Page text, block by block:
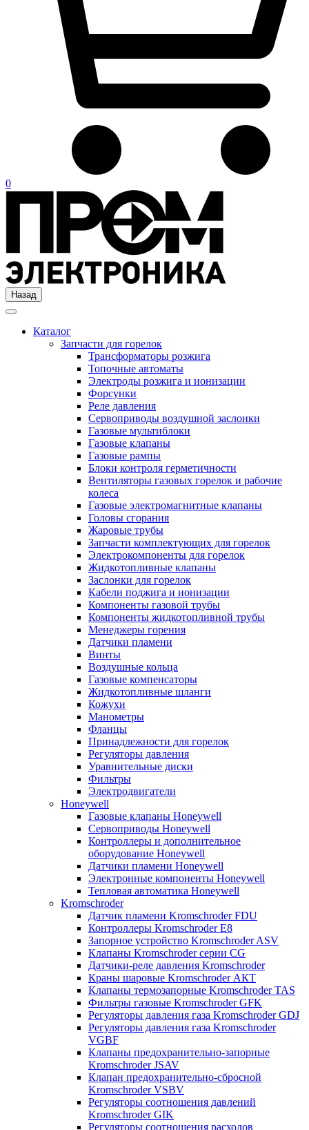
0
Назад
Каталог
Запчасти для горелок
Трансформаторы розжига
Топочные автоматы
Электроды розжига и ионизации
Форсунки
Реле давления
Сервоприводы воздушной заслонки
Газовые мультиблоки
Газовые клапаны
Газовые рампы
Блоки контроля герметичности
Вентиляторы газовых горелок и рабочие
колеса
Газовые электромагнитные клапаны
Головы сгорания
Жаровые трубы
Запчасти комплектующих для горелок
Электрокомпоненты для горелок
Жидкотопливные клапаны
Заслонки для горелок
Кабели поджига и ионизации
Компоненты газовой трубы
Компоненты жидкотопливной трубы
Менеджеры горения
Датчики пламени
Винты
Воздушные кольца
Газовые компенсаторы
Жидкотопливные шланги
Кожухи
Манометры
Фланцы
Принадлежности для горелок
Регуляторы давления
Уравнительные диски
Фильтры
Электродвигатели
Honeywell
Газовые клапаны Honeywell
Сервоприводы Honeywell
Контроллеры и дополнительное
оборудование Honeywell
Датчики пламени Honeywell
Электронные компоненты Honeywell
Тепловая автоматика Honeywell
Kromschroder
Датчик пламени Kromschroder FDU
Контроллеры Kromschroder E8
Запорное устройство Kromschroder ASV
Клапаны Kromschroder серии CG
Датчики-реле давления Kromschroder
Краны шаровые Kromschroder АКТ
Клапаны термозапорные Kromschroder TAS
Фильтры газовые Kromschroder GFK
Регуляторы давления газа Kromschroder GDJ
Регуляторы давления газа Kromschroder
VGBF
Клапаны предохранительно-запорные
Kromschroder JSAV
Клапан предохранительно-сбросной
Kromschroder VSBV
Регуляторы соотношения давлений
Kromschroder GIK
Регуляторы соотношения расходов